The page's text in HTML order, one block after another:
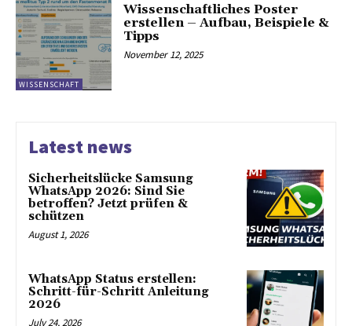
WISSENSCHAFT
Wissenschaftliches Poster
erstellen – Aufbau, Beispiele &
Tipps
November 12, 2025
Latest news
Sicherheitslücke Samsung
WhatsApp 2026: Sind Sie
betroffen? Jetzt prüfen &
schützen
August 1, 2026
WhatsApp Status erstellen:
Schritt-für-Schritt Anleitung
2026
July 24, 2026